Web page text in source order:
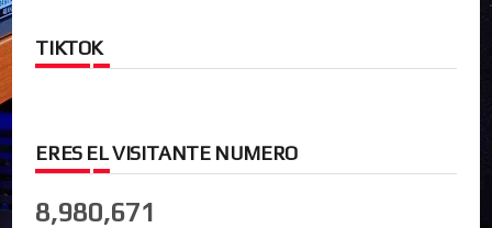
TIKTOK
ERES EL VISITANTE NUMERO
8,980,671